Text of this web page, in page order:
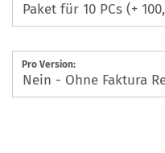
Pro Version: